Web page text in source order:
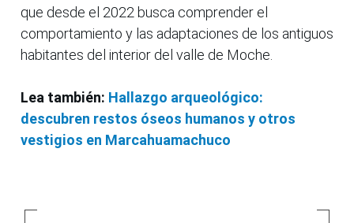
que desde el 2022 busca comprender el
comportamiento y las adaptaciones de los antiguos
habitantes del interior del valle de Moche.
Lea también: Hallazgo arqueológico:
descubren restos óseos humanos y otros
vestigios en Marcahuamachuco